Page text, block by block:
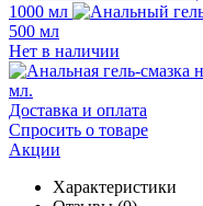
1000 мл
500 мл
Нет в наличии
Доставка и оплата
Спросить о товаре
Акции
Характеристики